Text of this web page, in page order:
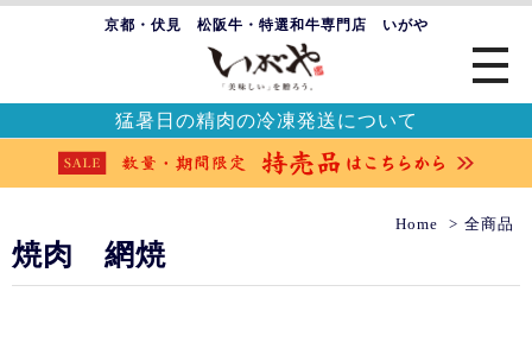
京都・伏見 松阪牛・特選和牛専門店 いがや
猛暑日の精肉の冷凍発送について
Home 全商品
焼肉 網焼